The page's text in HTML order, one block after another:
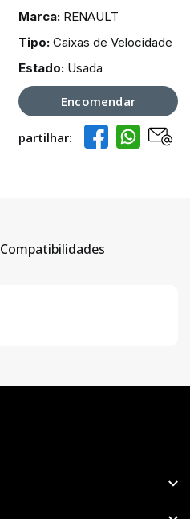
Marca: RENAULT
Tipo: Caixas de Velocidade
Estado: Usada
Encomendar
partilhar: FacebookWhatsapp
Compatibilidades